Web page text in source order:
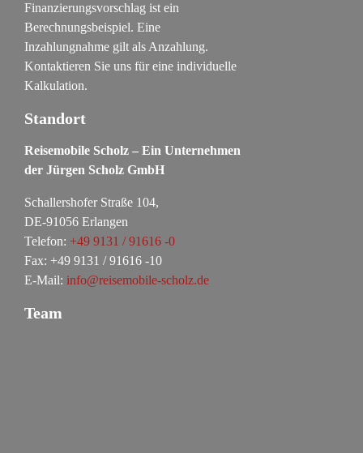
Finanzierungsvorschlag ist ein
Berechnungsbeispiel. Eine
Inzahlungnahme gilt als Anzahlung.
Kontaktieren Sie uns für eine individuelle
Kalkulation.
Standort
Reisemobile Scholz – Ein Unternehmen
der Jürgen Scholz GmbH
Schallershofer Straße 104,
DE-91056 Erlangen
Telefon: +49 9131 / 91616 -0
Fax: +49 9131 / 91616 -10
E-Mail: info@reisemobile-scholz.de
Team